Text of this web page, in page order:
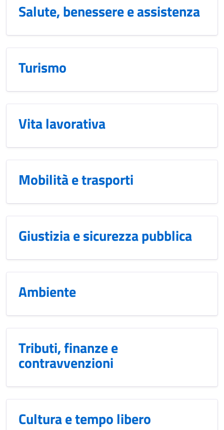
Salute, benessere e assistenza
Turismo
Vita lavorativa
Mobilità e trasporti
Giustizia e sicurezza pubblica
Ambiente
Tributi, finanze e
contravvenzioni
Cultura e tempo libero